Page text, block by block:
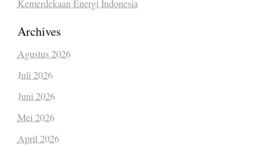
Kemerdekaan Energi Indonesia
Archives
Agustus 2026
Juli 2026
Juni 2026
Mei 2026
April 2026